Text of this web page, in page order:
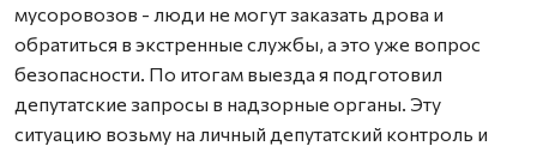
мусоровозов - люди не могут заказать дрова и
обратиться в экстренные службы, а это уже вопрос
безопасности. По итогам выезда я подготовил
депутатские запросы в надзорные органы. Эту
ситуацию возьму на личный депутатский контроль и